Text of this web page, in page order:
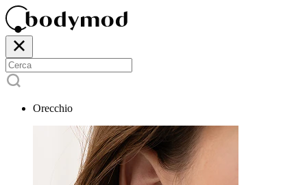
Orecchio